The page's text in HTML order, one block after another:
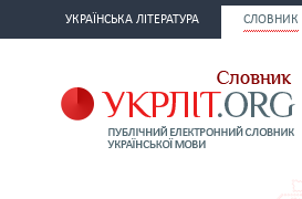
УКРАЇНСЬКА ЛІТЕРАТУРА СЛОВНИК